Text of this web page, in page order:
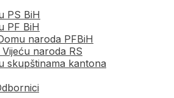
PS BiH
PF BiH
naroda PFBiH
naroda RS
skupštinama kantona